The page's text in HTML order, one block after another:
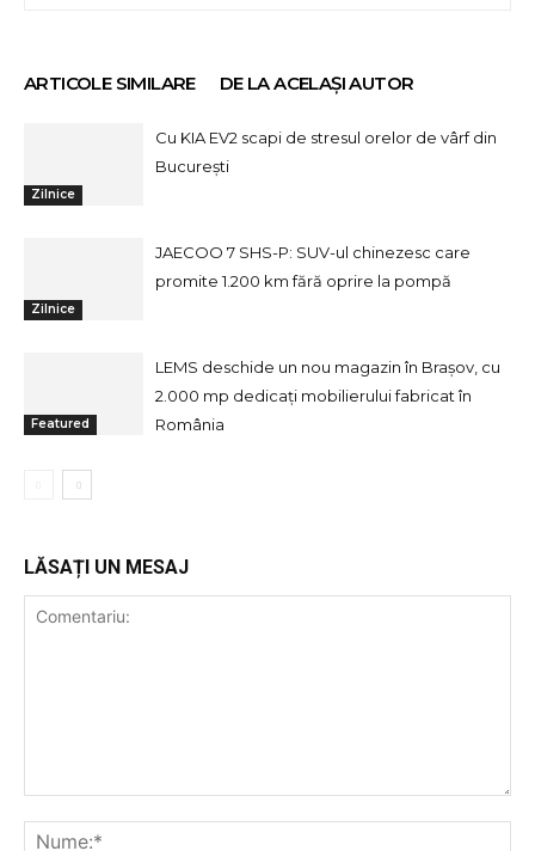
ARTICOLE SIMILARE DE LA ACELAȘI AUTOR
Zilnice
Cu KIA EV2 scapi de stresul orelor de vârf din
București
Zilnice
JAECOO 7 SHS-P: SUV-ul chinezesc care
promite 1.200 km fără oprire la pompă
Featured
LEMS deschide un nou magazin în Brașov, cu
2.000 mp dedicați mobilierului fabricat în
România
LĂSAȚI UN MESAJ